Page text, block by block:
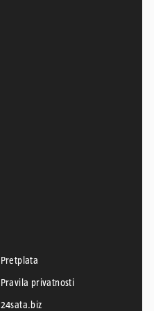
Pretplata
Pravila privatnosti
24sata.biz